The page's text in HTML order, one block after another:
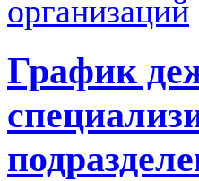
организаций
График